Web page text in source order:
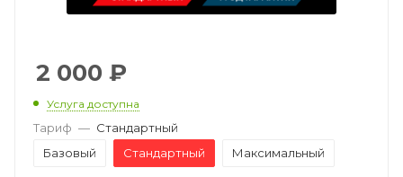
2 000 ₽
Услуга доступна
Тариф — Стандартный
Базовый
Стандартный Максимальный